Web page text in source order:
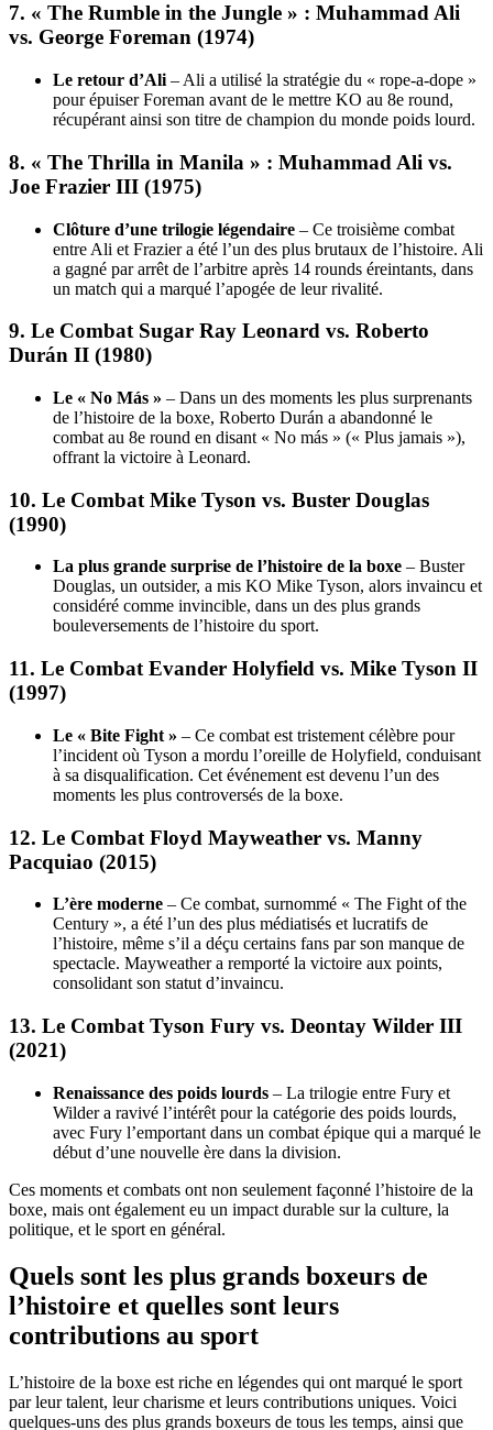
7. « The Rumble in the Jungle » : Muhammad Ali
vs. George Foreman (1974)
Le retour d’Ali – Ali a utilisé la stratégie du « rope-a-dope »
pour épuiser Foreman avant de le mettre KO au 8e round,
récupérant ainsi son titre de champion du monde poids lourd.
8. « The Thrilla in Manila » : Muhammad Ali vs.
Joe Frazier III (1975)
Clôture d’une trilogie légendaire – Ce troisième combat
entre Ali et Frazier a été l’un des plus brutaux de l’histoire. Ali
a gagné par arrêt de l’arbitre après 14 rounds éreintants, dans
un match qui a marqué l’apogée de leur rivalité.
9. Le Combat Sugar Ray Leonard vs. Roberto
Durán II (1980)
Le « No Más » – Dans un des moments les plus surprenants
de l’histoire de la boxe, Roberto Durán a abandonné le
combat au 8e round en disant « No más » (« Plus jamais »),
offrant la victoire à Leonard.
10. Le Combat Mike Tyson vs. Buster Douglas
(1990)
La plus grande surprise de l’histoire de la boxe – Buster
Douglas, un outsider, a mis KO Mike Tyson, alors invaincu et
considéré comme invincible, dans un des plus grands
bouleversements de l’histoire du sport.
11. Le Combat Evander Holyfield vs. Mike Tyson II
(1997)
Le « Bite Fight » – Ce combat est tristement célèbre pour
l’incident où Tyson a mordu l’oreille de Holyfield, conduisant
à sa disqualification. Cet événement est devenu l’un des
moments les plus controversés de la boxe.
12. Le Combat Floyd Mayweather vs. Manny
Pacquiao (2015)
L’ère moderne – Ce combat, surnommé « The Fight of the
Century », a été l’un des plus médiatisés et lucratifs de
l’histoire, même s’il a déçu certains fans par son manque de
spectacle. Mayweather a remporté la victoire aux points,
consolidant son statut d’invaincu.
13. Le Combat Tyson Fury vs. Deontay Wilder III
(2021)
Renaissance des poids lourds – La trilogie entre Fury et
Wilder a ravivé l’intérêt pour la catégorie des poids lourds,
avec Fury l’emportant dans un combat épique qui a marqué le
début d’une nouvelle ère dans la division.
Ces moments et combats ont non seulement façonné l’histoire de la
boxe, mais ont également eu un impact durable sur la culture, la
politique, et le sport en général.
Quels sont les plus grands boxeurs de
l’histoire et quelles sont leurs
contributions au sport
L’histoire de la boxe est riche en légendes qui ont marqué le sport
par leur talent, leur charisme et leurs contributions uniques. Voici
quelques-uns des plus grands boxeurs de tous les temps, ainsi que